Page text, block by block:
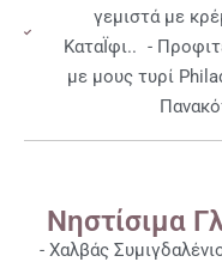
γεμιστά με
ΚαταΪφι.. -
με μους τυρί
Νηστίσιμα
- Χαλβάς